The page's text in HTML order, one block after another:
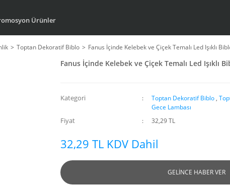
Ürünler
Toptan Dekoratif Biblo Fanus İçinde Kelebek ve Çiçek Temalı Led Işıklı
Fanus İçinde Kelebek ve Çiçek Temalı Led Işıklı
Kategori Toptan Dekoratif Biblo ,
Gece Lambası
Fiyat 32,29 TL
32,29 TL KDV Dahil
GELİNCE HABER VER